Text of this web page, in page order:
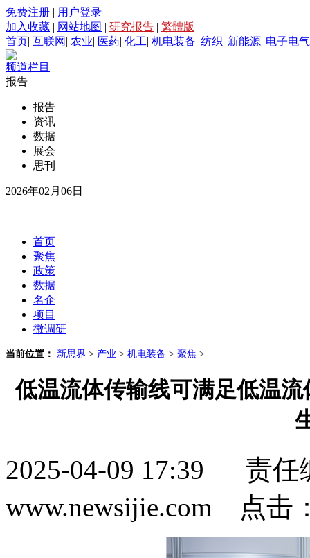
免费注册 | 用户登录
加入收藏 | 网站地图 | 研究报告 | 繁體版
首页| 互联网 | 农业| 医药| 化工| 机电装备| 纺织| 新能源| 电子电气
频道栏目
报告
报告
资讯
数据
展会
思刊
2026年02月06日
首页
聚焦
政策
数据
名企
项目
微调研
当前位置： 新思界 > 产业 > 机电装备 > 聚焦 >
低温流体传输线可满足低温
2025-04-09 17:39 责
www.newsijie.com 点击